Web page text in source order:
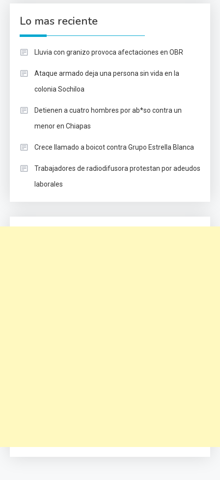
Lo mas reciente
Lluvia con granizo provoca afectaciones en OBR
Ataque armado deja una persona sin vida en la
colonia Sochiloa
Detienen a cuatro hombres por ab*so contra un
menor en Chiapas
Crece llamado a boicot contra Grupo Estrella Blanca
Trabajadores de radiodifusora protestan por adeudos
laborales